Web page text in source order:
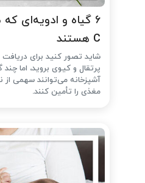
۶ گیاه و ادویه‌ای
C هستند
پرتقال و کیوی بروید، اما
آشپزخانه می‌توانند سهمی از
مغذی را تأمین کنند.